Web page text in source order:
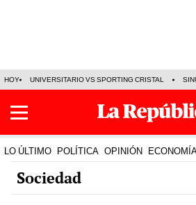
HOY UNIVERSITARIO VS SPORTING CRISTAL
LO ÚLTIMO POLÍTICA OPINIÓN
Sociedad